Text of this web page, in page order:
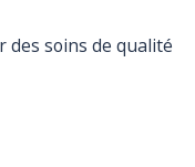
des soins de qualité